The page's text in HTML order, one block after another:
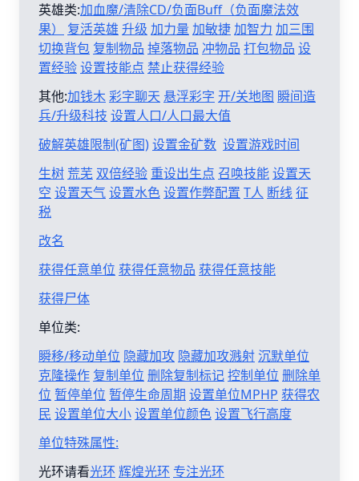
英雄类:加血魔/清除CD/负面Buff（负面魔法效
果）
复活英雄 升级 加力量 加敏捷加智力 加三围
切换背包 复制物品 掉落物品 冲物品 打包物品 设
置经验设置技能点 禁止获得经验
其他:加钱木彩字聊天 悬浮彩字 开/关地图 瞬间造
兵/升级科技 设置人口/人口最大值
破解英雄限制(矿图)设置金矿数 设置游戏时间
生树 荒芜 双倍经验 重设出生点 召唤技能设置天
空 设置天气设置水色设置作弊配置 T人 断线征
税
改名
获得任意单位 获得任意物品 获得任意技能
获得尸体
单位类:
瞬移/移动单位 隐藏加攻 隐藏加攻溅射沉默单位
克隆操作 复制单位 删除复制标记控制单位 删除单
位 暂停单位 暂停生命周期 设置单位MPHP 获得农
民 设置单位大小设置单位颜色设置飞行高度
单位特殊属性:
光环请看光环 辉煌光环 专注光环